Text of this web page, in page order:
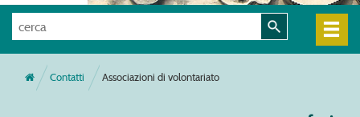
Contatti Associazioni di volontariato